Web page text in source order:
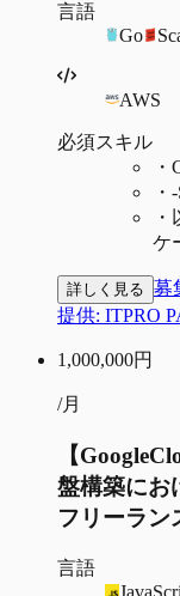
言語
Go
AWS
必須スキル
・
・
・
ケ
詳しく見る 募
提供: ITPRO
1,000,000円
/月
【
盤構築にお
フリーラン
言語